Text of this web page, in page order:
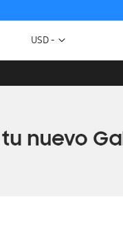
Moneda
USD -